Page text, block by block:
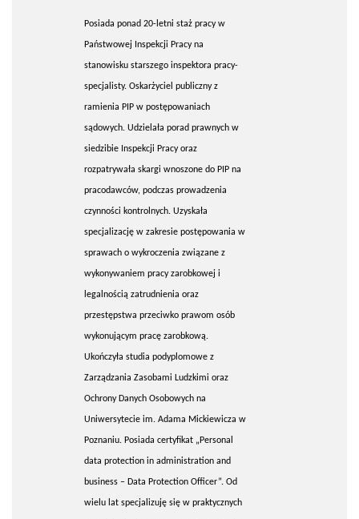
Posiada ponad 20-letni staż pracy w
Państwowej Inspekcji Pracy na
stanowisku starszego inspektora pracy-
specjalisty. Oskarżyciel publiczny z
ramienia PIP w postępowaniach
sądowych. Udzielała porad prawnych w
siedzibie Inspekcji Pracy oraz
rozpatrywała skargi wnoszone do PIP na
pracodawców, podczas prowadzenia
czynności kontrolnych. Uzyskała
specjalizację w zakresie postępowania w
sprawach o wykroczenia związane z
wykonywaniem pracy zarobkowej i
legalnością zatrudnienia oraz
przestępstwa przeciwko prawom osób
wykonującym pracę zarobkową.
Ukończyła studia podyplomowe z
Zarządzania Zasobami Ludzkimi oraz
Ochrony Danych Osobowych na
Uniwersytecie im. Adama Mickiewicza w
Poznaniu. Posiada certyfikat „Personal
data protection in administration and
business – Data Protection Officer”. Od
wielu lat specjalizuję się w praktycznych